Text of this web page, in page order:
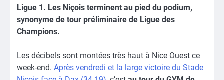
Ligue 1. Les Niçois terminent au pied du podium,
synonyme de tour préliminaire de Ligue des
Champions.
Les décibels sont montées très haut à Nice Ouest ce
week-end. Après vendredi et la large victoire du Stade